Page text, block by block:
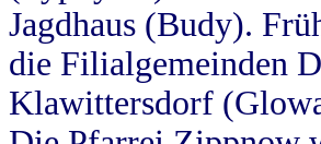
Jagdhaus (Budy).
die Filialgemeinden
Klawittersdorf